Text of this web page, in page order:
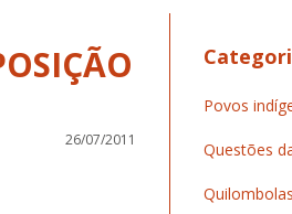
26/07/2011
Povos
Questões
Quilombolas